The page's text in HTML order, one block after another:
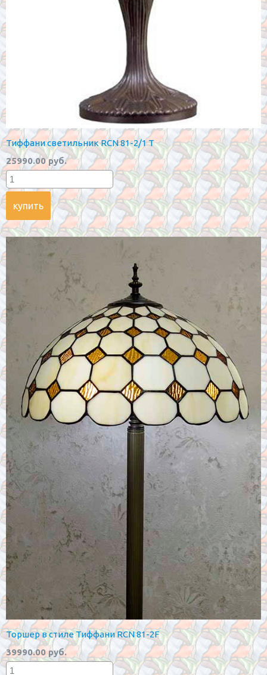
Тиффани светильник RCN 81-2/1 T
25990.00 руб.
Торшер в стиле Тиффани RCN 81-2F
39990.00 руб.